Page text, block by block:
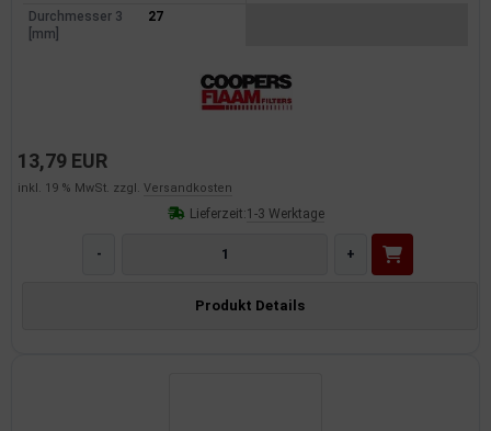
Durchmesser 3
[mm]
27
13,79 EUR
inkl. 19 % MwSt. zzgl. Versandkosten
Lieferzeit:1-3 Werktage
- +
Produkt Details